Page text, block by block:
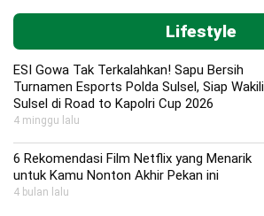
Lifestyle
ESI Gowa Tak Terkalahkan! Sapu Bersih
Turnamen Esports Polda Sulsel, Siap Wakili
Sulsel di Road to Kapolri Cup 2026
4 minggu lalu
6 Rekomendasi Film Netflix yang Menarik
untuk Kamu Nonton Akhir Pekan ini
4 bulan lalu